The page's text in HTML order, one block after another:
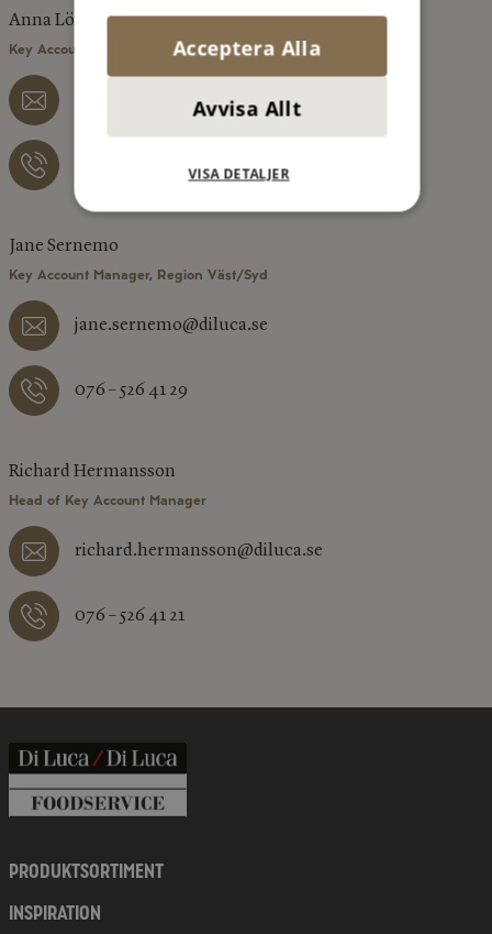
Anna Löfgren
Key Account Manager, Region Mellan/Norr
anna.lofgren@diluca.se
073 – 077 12 06
Jane Sernemo
Key Account Manager, Region Väst/Syd
jane.sernemo@diluca.se
076 – 526 41 29
Richard Hermansson
Head of Key Account Manager
richard.hermansson@diluca.se
076 – 526 41 21
PRODUKTSORTIMENT
INSPIRATION
Acceptera Alla
Avvisa Allt
VISA DETALJER